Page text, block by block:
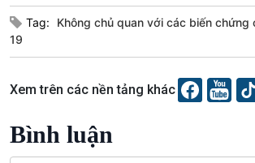
Tag:
Không chủ quan với các biến chứng
19
Xem trên các nền tảng khác
Bình luận